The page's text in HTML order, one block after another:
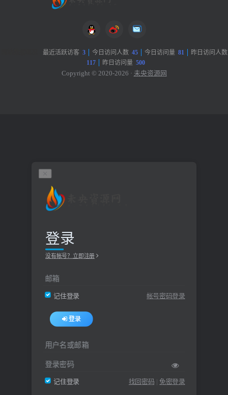
最近活跃访客 3 今日访问人数 45 今日访问量 81
昨日访问人数
117
昨日访问量 500
Copyright © 2020-2026 · 未央资源网
登录
没有帐号？立即注册
邮箱
记住登录 帐号密码登录
登录
用户名或邮箱
登录密码
记住登录 找回密码 免密登录